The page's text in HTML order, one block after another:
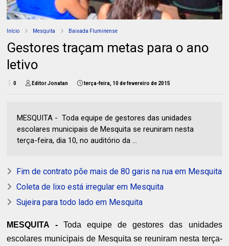
Início Mesquita Baixada Fluminense
Gestores traçam metas para o ano
letivo
0 Editor Jonatan terça-feira, 10 de fevereiro de 2015
MESQUITA - Toda equipe de gestores das unidades
escolares municipais de Mesquita se reuniram nesta
terça-feira, dia 10, no auditório da ...
Fim de contrato põe mais de 80 garis na rua em Mesquita
Coleta de lixo está irregular em Mesquita
Sujeira para todo lado em Mesquita
MESQUITA - Toda equipe de gestores das unidades
escolares municipais de Mesquita se reuniram nesta terça-